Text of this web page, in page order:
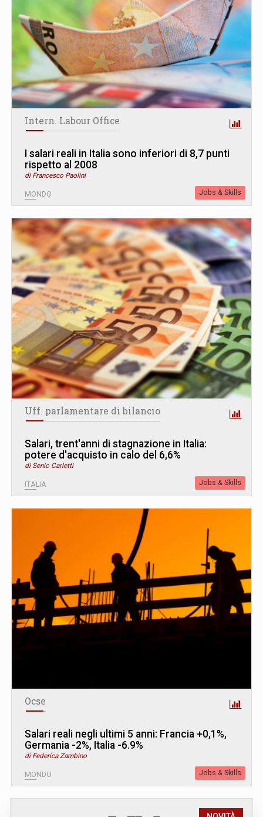
Intern. Labour Office
I salari reali in Italia sono inferiori di 8,7 punti
rispetto al 2008
di Francesco Paolini
MONDO Jobs & Skills
Uff. parlamentare di bilancio
Salari, trent'anni di stagnazione in Italia:
potere d'acquisto in calo del 6,6%
di Senio Carletti
ITALIA Jobs & Skills
Ocse
Salari reali negli ultimi 5 anni: Francia +0,1%,
Germania -2%, Italia -6.9%
di Federica Zambino
MONDO Jobs & Skills